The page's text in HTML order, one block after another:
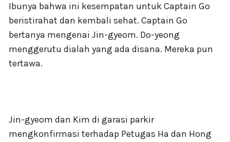
Ibunya bahwa ini kesempatan untuk Captain Go
beristirahat dan kembali sehat. Captain Go
bertanya mengenai Jin-gyeom. Do-yeong
menggerutu dialah yang ada disana. Mereka pun
tertawa.
Jin-gyeom dan Kim di garasi parkir
mengkonfirmasi terhadap Petugas Ha dan Hong